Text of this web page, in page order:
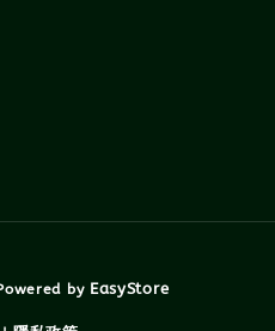
by EasyStore